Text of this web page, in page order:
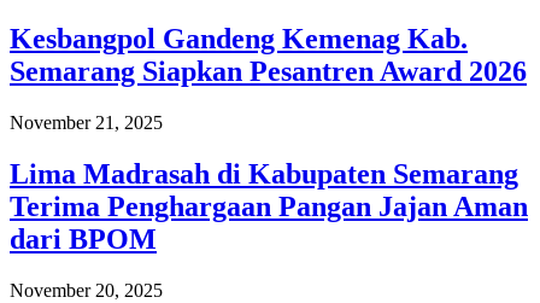
Kesbangpol Gandeng Kemenag Kab.
Semarang Siapkan Pesantren Award 2026
November 21, 2025
Lima Madrasah di Kabupaten Semarang
Terima Penghargaan Pangan Jajan Aman
dari BPOM
November 20, 2025